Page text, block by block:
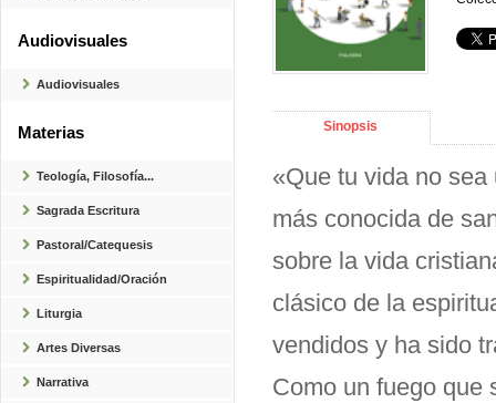
Audiovisuales
Audiovisuales
Materias
Teología, Filosofía...
Sagrada Escritura
Pastoral/Catequesis
Espiritualidad/Oración
Liturgia
Artes Diversas
Narrativa
Sinopsis
«Que tu vida no
más conocida de
sobre la vida
clásico de la
vendidos y ha sido
Como un fuego que